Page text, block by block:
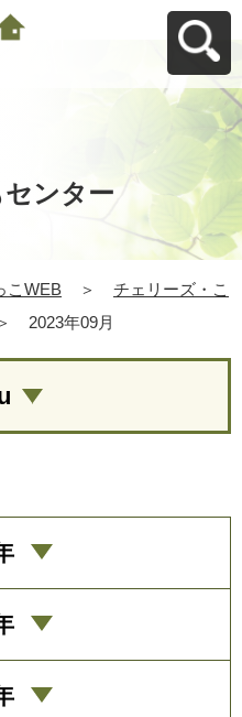
ンター
こWEB ＞
チェリーズ・こ
2023年09月